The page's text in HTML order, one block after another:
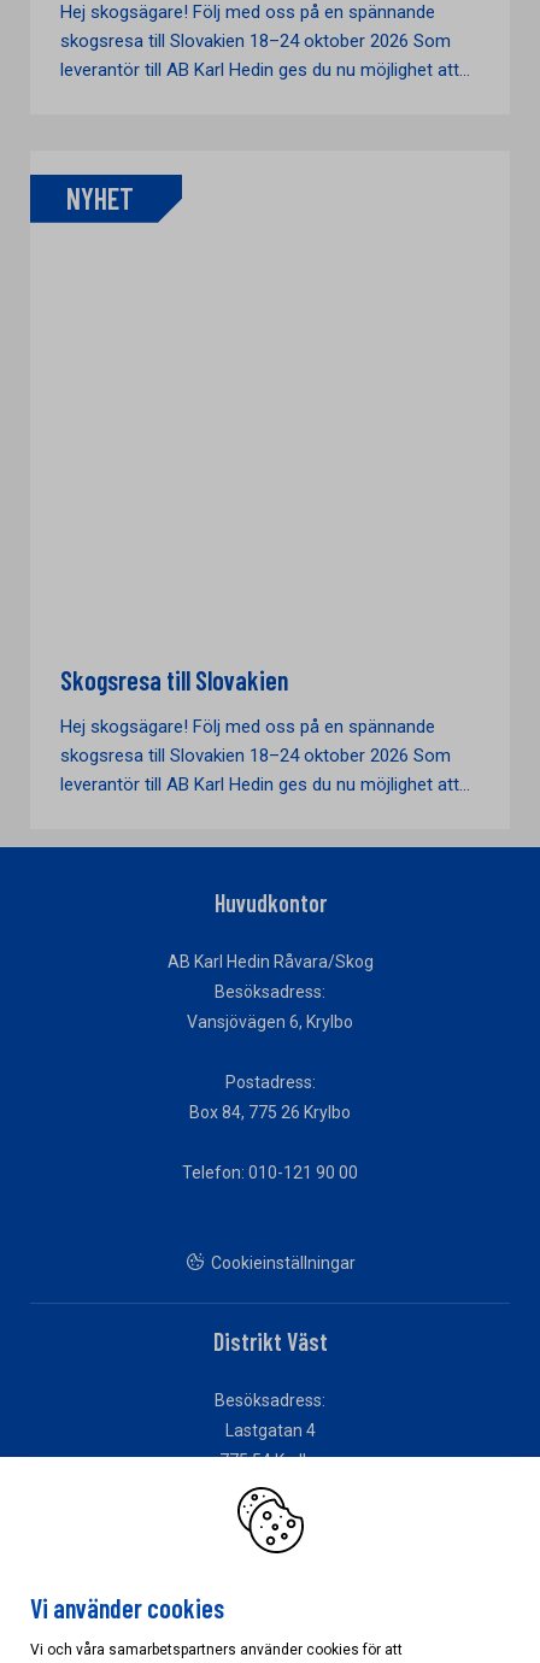
Hej skogsägare! Följ med oss på en spännande
skogsresa till Slovakien 18–24 oktober 2026 Som
leverantör till AB Karl Hedin ges du nu möjlighet att...
NYHET
Skogsresa till Slovakien
Hej skogsägare! Följ med oss på en spännande
skogsresa till Slovakien 18–24 oktober 2026 Som
leverantör till AB Karl Hedin ges du nu möjlighet att...
Huvudkontor
AB Karl Hedin Råvara/Skog
Besöksadress:
Vansjövägen 6, Krylbo
Postadress:
Box 84, 775 26 Krylbo
Telefon: 010-121 90 00
Cookieinställningar
Distrikt Väst
Besöksadress:
Lastgatan 4
775 54 Krylbo
Vallvägen 6B
Vi använder cookies
Vi och våra samarbetspartners använder cookies för att